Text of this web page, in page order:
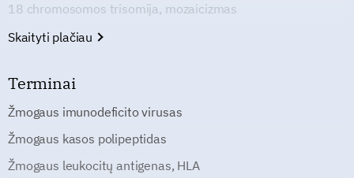
18 chromosomos trisomija, mozaicizmas
Skaityti plačiau
Terminai
Žmogaus imunodeficito virusas
Žmogaus kasos polipeptidas
Žmogaus leukocitų antigenas, HLA